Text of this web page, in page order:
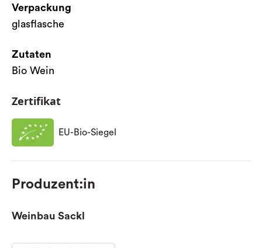
Verpackung
glasflasche
Zutaten
Bio Wein
Zertifikat
EU-Bio-Siegel
Produzent:in
Weinbau Sackl